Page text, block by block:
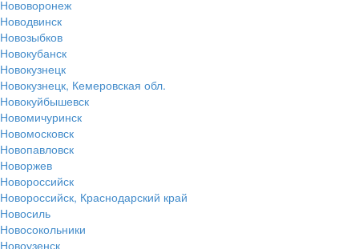
Нововоронеж
Новодвинск
Новозыбков
Новокубанск
Новокузнецк
Новокузнецк, Кемеровская обл.
Новокуйбышевск
Новомичуринск
Новомосковск
Новопавловск
Новоржев
Новороссийск
Новороссийск, Краснодарский край
Новосиль
Новосокольники
Новоузенск